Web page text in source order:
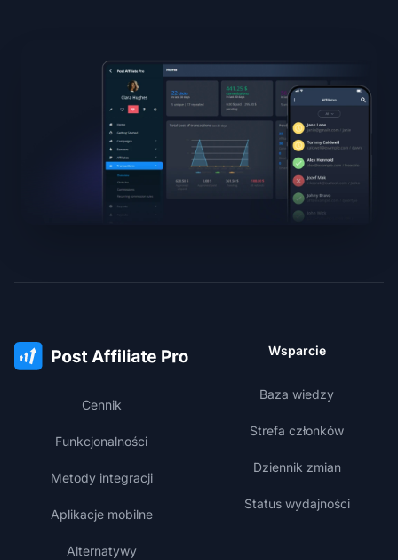
Cennik
Funkcjonalności
Metody integracji
Aplikacje mobilne
Alternatywy
Wsparcie
Baza wiedzy
Strefa członków
Dziennik zmian
Status wydajności